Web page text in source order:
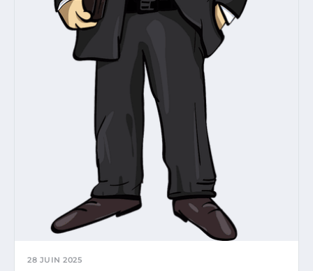
28 JUIN 2025